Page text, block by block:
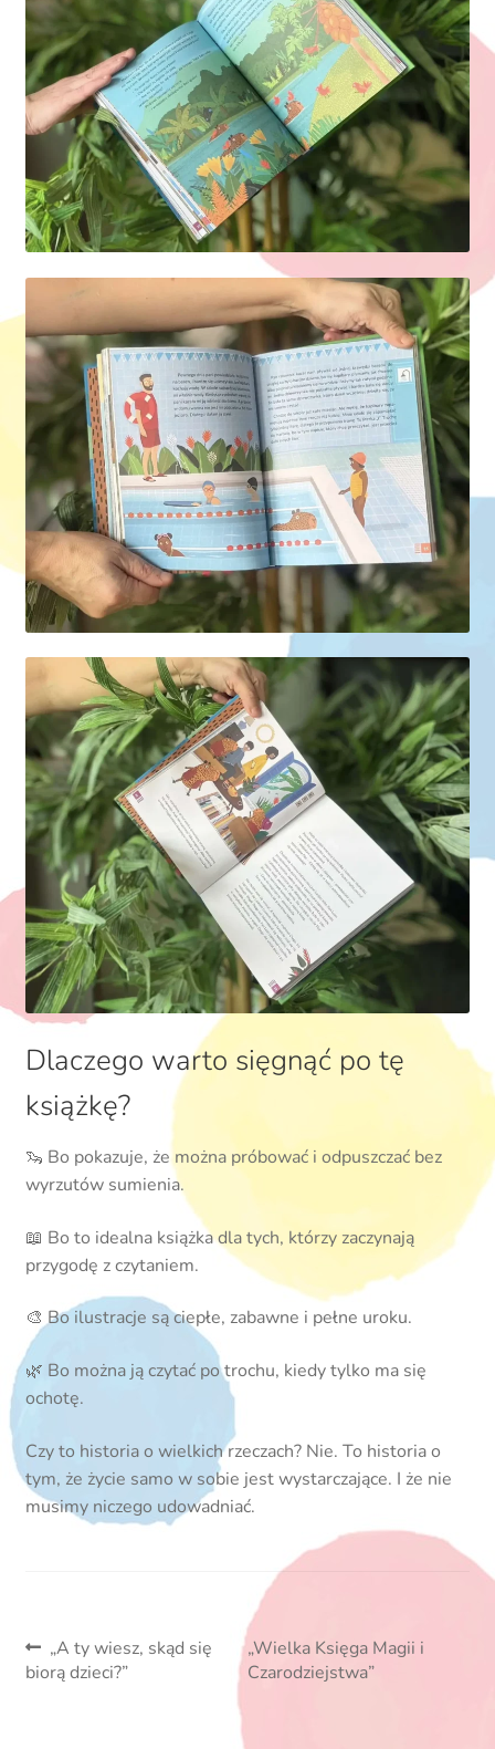
Dlaczego warto sięgnąć po tę
książkę?
🦦 Bo pokazuje, że można próbować i odpuszczać bez
wyrzutów sumienia.
📖 Bo to idealna książka dla tych, którzy zaczynają
przygodę z czytaniem.
🎨 Bo ilustracje są ciepłe, zabawne i pełne uroku.
🌿 Bo można ją czytać po trochu, kiedy tylko ma się
ochotę.
Czy to historia o wielkich rzeczach? Nie. To historia o
tym, że życie samo w sobie jest wystarczające. I że nie
musimy niczego udowadniać.
Nawigacja
wpisu
Poprzedni
wpis:
„A ty wiesz, skąd się
biorą dzieci?”
Następny
wpis:
„Wielka Księga Magii i
Czarodziejstwa”